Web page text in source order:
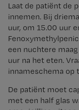
Laat de patiënt de
innemen. Bij
uur, om 15.00 uur
een nuchtere
uur na het eten.
innameschema op
De patiënt moet
met een half glas